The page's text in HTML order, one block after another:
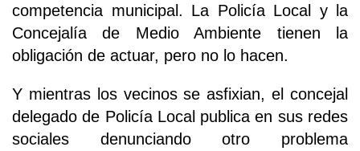
competencia municipal. La Policía Local y la
Concejalía de Medio Ambiente tienen la
obligación de actuar, pero no lo hacen.
Y mientras los vecinos se asfixian, el concejal
delegado de Policía Local publica en sus redes
sociales denunciando otro problema